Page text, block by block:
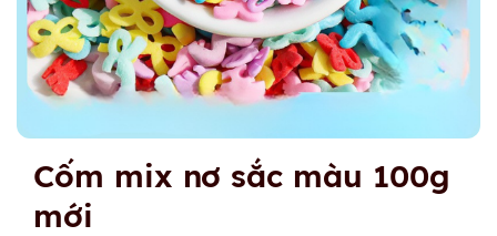
Cốm mix nơ sắc màu 100g
mới